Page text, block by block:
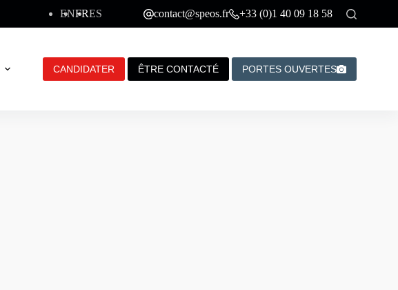
ENFRES contact@speos.fr +33 (0)1 40 09 18 58
Contact
CANDIDATER ÊTRE CONTACTÉ PORTES OUVERTES